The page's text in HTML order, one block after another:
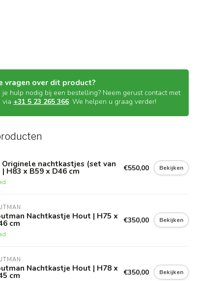
vragen over dit product?
je hulp nodig bij een bestelling? Neem gerust contact met
via +31 5 23 265 366. We helpen u graag verder!
Originele nachtkastjes (set van
| H83 x B59 x D46 cm €550,00 Bekijken
Nachtkastje Hout | H75 x
cm €350,00 Bekijken
Nachtkastje Hout | H78 x
cm €350,00 Bekijken